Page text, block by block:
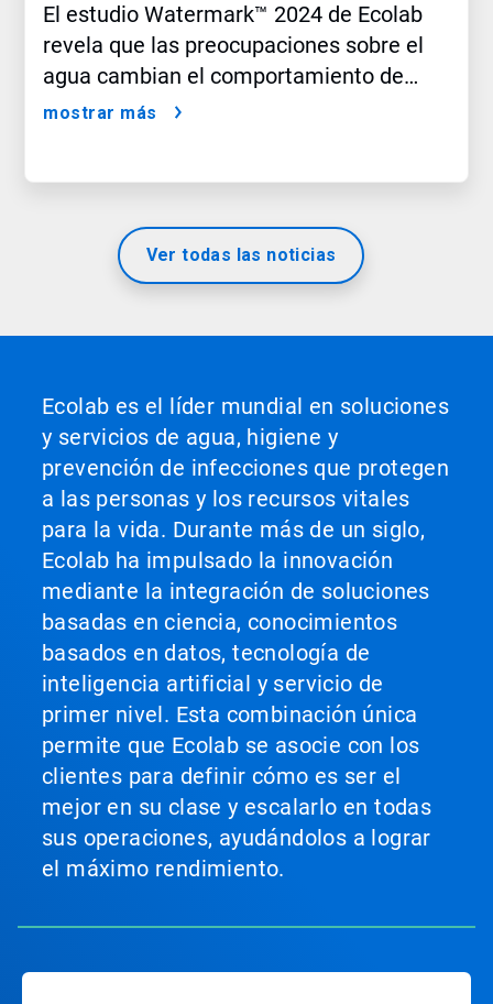
El estudio Watermark™ 2024 de Ecolab
revela que las preocupaciones sobre el
agua cambian el comportamiento de
compra del consumidor
mostrar más
Ver todas las noticias
Ecolab es el líder mundial en soluciones
y servicios de agua, higiene y
prevención de infecciones que protegen
a las personas y los recursos vitales
para la vida. Durante más de un siglo,
Ecolab ha impulsado la innovación
mediante la integración de soluciones
basadas en ciencia, conocimientos
basados en datos, tecnología de
inteligencia artificial y servicio de
primer nivel. Esta combinación única
permite que Ecolab se asocie con los
clientes para definir cómo es ser el
mejor en su clase y escalarlo en todas
sus operaciones, ayudándolos a lograr
el máximo rendimiento.